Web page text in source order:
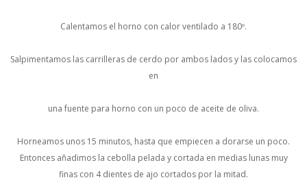
Calentamos el horno con calor ventilado a 180º.
Salpimentamos las carrilleras de cerdo por ambos lados y las colocamos
en
una fuente para horno con un poco de aceite de oliva.
Horneamos unos 15 minutos, hasta que empiecen a dorarse un poco.
Entonces añadimos la cebolla pelada y cortada en medias lunas muy
finas con 4 dientes de ajo cortados por la mitad.